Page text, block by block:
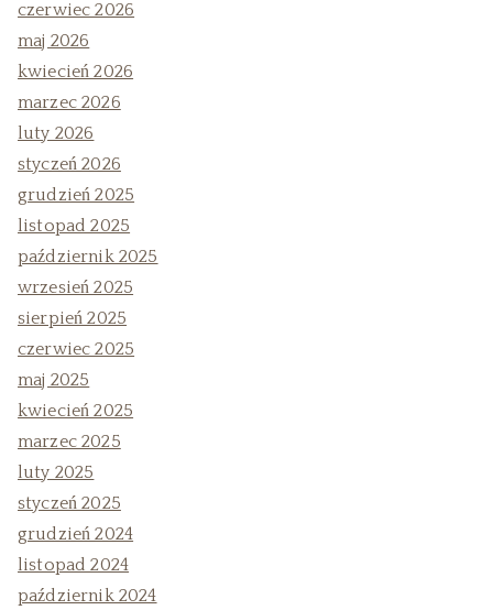
czerwiec 2026
maj 2026
kwiecień 2026
marzec 2026
luty 2026
styczeń 2026
grudzień 2025
listopad 2025
październik 2025
wrzesień 2025
sierpień 2025
czerwiec 2025
maj 2025
kwiecień 2025
marzec 2025
luty 2025
styczeń 2025
grudzień 2024
listopad 2024
październik 2024